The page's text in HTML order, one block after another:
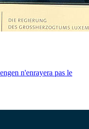
n'enrayera pas le